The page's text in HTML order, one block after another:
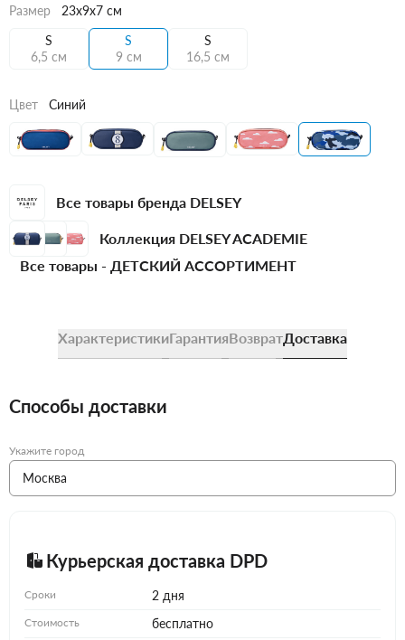
Размер
23x9x7 см
S
6,5 см
S
9 см
S
16,5 см
Цвет Синий
Все товары бренда DELSEY
Коллекция DELSEY ACADEMIE
Все товары - ДЕТСКИЙ АССОРТИМЕНТ
ХарактеристикиГарантияВозвратДоставка
Способы доставки
Укажите город
Курьерская доставка DPD
Сроки 2 дня
Стоимость бесплатно